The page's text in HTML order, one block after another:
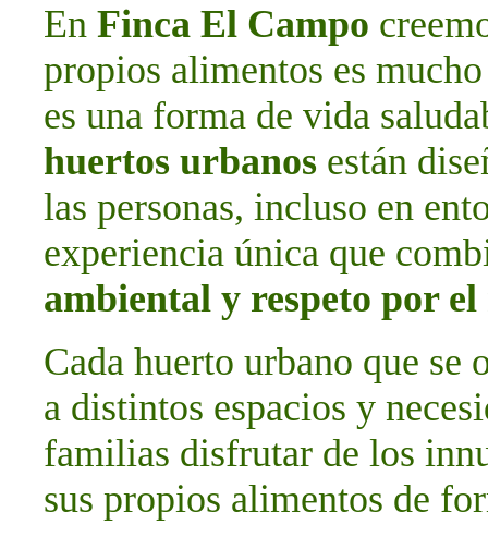
En Finca El Campo
propios alimentos es
es una forma de vida
huertos urbanos están
las personas, incluso en
experiencia única que
ambiental y respeto por
Cada huerto urbano que se
a distintos espacios y
familias disfrutar de los
sus propios alimentos de